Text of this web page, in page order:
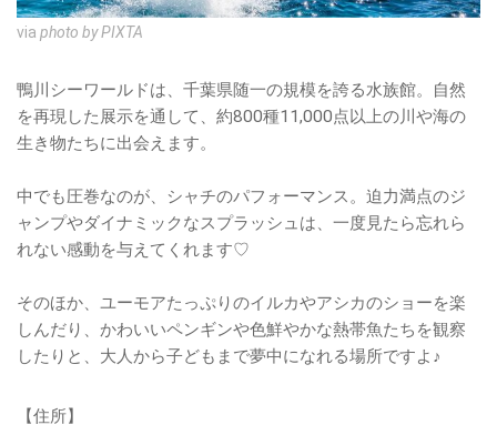
via photo by PIXTA
鴨川シーワールドは、千葉県随一の規模を誇る水族館。自然
を再現した展示を通して、約800種11,000点以上の川や海の
生き物たちに出会えます。
中でも圧巻なのが、シャチのパフォーマンス。迫力満点のジ
ャンプやダイナミックなスプラッシュは、一度見たら忘れら
れない感動を与えてくれます♡
そのほか、ユーモアたっぷりのイルカやアシカのショーを楽
しんだり、かわいいペンギンや色鮮やかな熱帯魚たちを観察
したりと、大人から子どもまで夢中になれる場所ですよ♪
【住所】